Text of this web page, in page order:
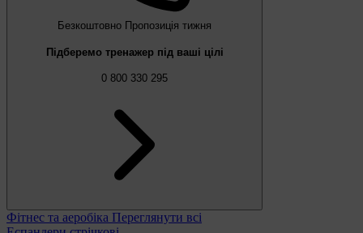
Безкоштовно Пропозиція тижня
Підберемо тренажер під ваші цілі
0 800 330 295
Фітнес та аеробіка Переглянути всі